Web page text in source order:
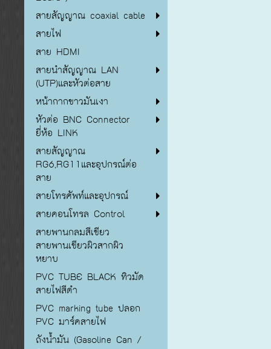
สายสัญญาณ coaxial cable
สายไฟ
สาย HDMI
สายนำสัญญาณ LAN
(UTP)และหัวต่อสาย
หน้ากากขาวมันเงา
หัวต่อ BNC Connector
ยี่ห้อ LINK
สายสัญญาณ
RG6,RG11และอุปกรณ์ต่อ
สาย
สายโทรศัพท์และอุปกรณ์
สายคอนโทรล Control
สายพานกลมสีเขียว
สายพานเขียวผิวสากผิว
หยาบ
PVC TUBE BLACK ทิวมัด
สายไฟสีดำ
PVC marking tube ปลอก
PVC มาร์คสายไฟ
ถังน้ำมัน (Gasoline Can /